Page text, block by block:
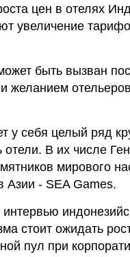
цен в отелях
увеличение
быть вызван
желанием
у себя целый ряд
В их числе
мирового
Азии - SEA Games.
интервью
стоит ожидать
пул при